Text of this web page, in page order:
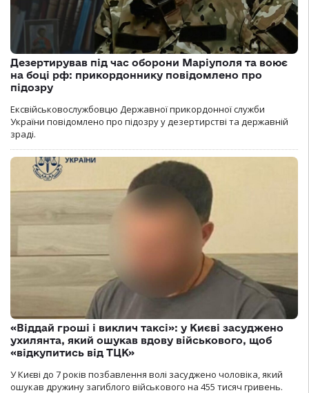
Дезертирував під час оборони Маріуполя та воює
на боці рф: прикордоннику повідомлено про
підозру
Ексвійськовослужбовцю Державної прикордонної служби
України повідомлено про підозру у дезертирстві та державній
зраді.
«Віддай гроші і виклич таксі»: у Києві засуджено
ухилянта, який ошукав вдову військового, щоб
«відкупитись від ТЦК»
У Києві до 7 років позбавлення волі засуджено чоловіка, який
ошукав дружину загиблого військового на 455 тисяч гривень.